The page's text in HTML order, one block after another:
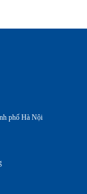
phố Hà Nội